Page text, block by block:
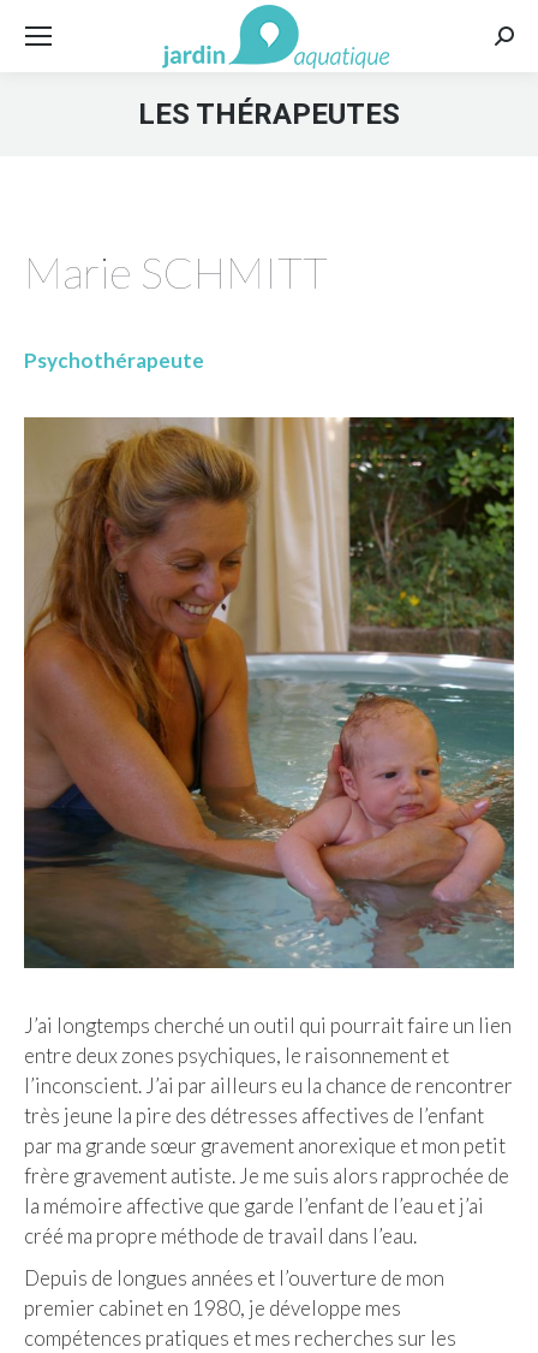
LES THÉRAPEUTES
Marie SCHMITT
Psychothérapeute
J’ai longtemps cherché un outil qui pourrait faire un lien
entre deux zones psychiques, le raisonnement et
l’inconscient. J’ai par ailleurs eu la chance de rencontrer
très jeune la pire des détresses affectives de l’enfant
par ma grande sœur gravement anorexique et mon petit
frère gravement autiste. Je me suis alors rapprochée de
la mémoire affective que garde l’enfant de l’eau et j’ai
créé ma propre méthode de travail dans l’eau.
Depuis de longues années et l’ouverture de mon
premier cabinet en 1980, je développe mes
compétences pratiques et mes recherches sur les